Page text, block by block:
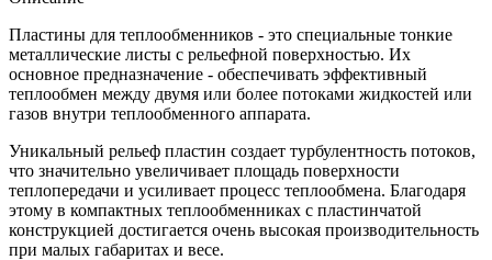
Пластины для теплообменников - это специальные тонкие
металлические листы с рельефной поверхностью. Их
основное предназначение - обеспечивать эффективный
теплообмен между двумя или более потоками жидкостей или
газов внутри теплообменного аппарата.
Уникальный рельеф пластин создает турбулентность потоков,
что значительно увеличивает площадь поверхности
теплопередачи и усиливает процесс теплообмена. Благодаря
этому в компактных теплообменниках с пластинчатой
конструкцией достигается очень высокая производительность
при малых габаритах и весе.